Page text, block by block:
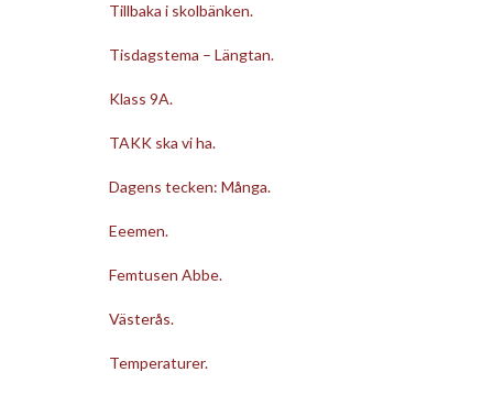
Tillbaka i skolbänken.
Tisdagstema – Längtan.
Klass 9A.
TAKK ska vi ha.
Dagens tecken: Många.
Eeemen.
Femtusen Abbe.
Västerås.
Temperaturer.